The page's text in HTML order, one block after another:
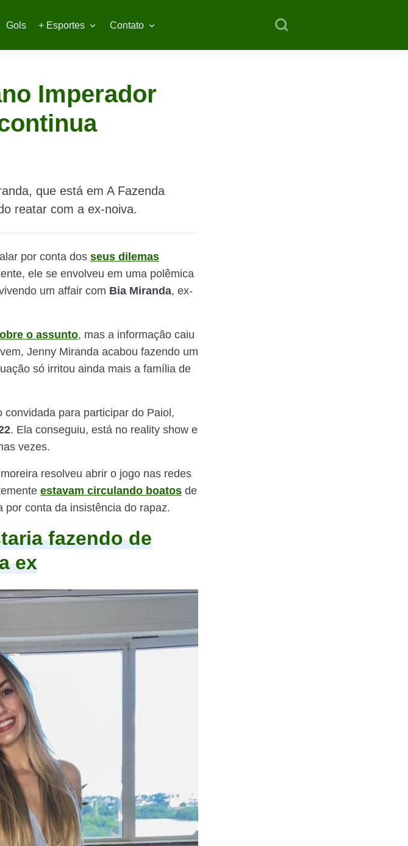
Gols + Esportes Contato
Imperador
que está em A Fazenda
reatar com a ex-noiva.
por conta dos seus dilemas
ele se envolveu em uma polêmica
um affair com Bia Miranda, ex-
o assunto, mas a informação caiu
Jenny Miranda acabou fazendo um
só irritou ainda mais a família de
para participar do Paiol,
. Ela conseguiu, está no reality show e
vezes.
resolveu abrir o jogo nas redes
estavam circulando boatos de
conta da insistência do rapaz.
fazendo de
ex